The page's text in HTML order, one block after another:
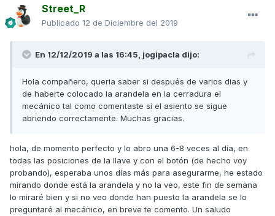
Street_R
Publicado 12 de Diciembre del 2019
En 12/12/2019 a las 16:45, jogipacla dijo:
Hola compañero, queria saber si después de varios dias y
de haberte colocado la arandela en la cerradura el
mecánico tal como comentaste si el asiento se sigue
abriendo correctamente. Muchas gracias.
hola, de momento perfecto y lo abro una 6-8 veces al día, en
todas las posiciones de la llave y con el botón (de hecho voy
probando), esperaba unos días más para asegurarme, he estado
mirando donde está la arandela y no la veo, este fin de semana
lo miraré bien y si no veo donde han puesto la arandela se lo
preguntaré al mecánico, en breve te comento. Un saludo